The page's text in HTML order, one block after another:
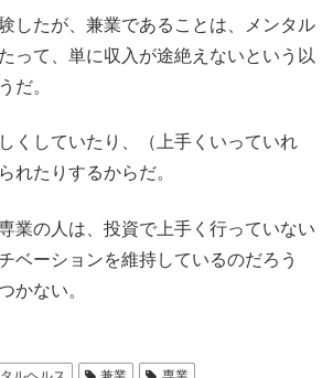
したが、兼業であることは、メンタル
って、単に収入が途絶えないという以
だ。
くしていたり、（上手くいっていれ
れたりするからだ。
業の人は、投資で上手く行っていない
ベーションを維持しているのだろう
かない。